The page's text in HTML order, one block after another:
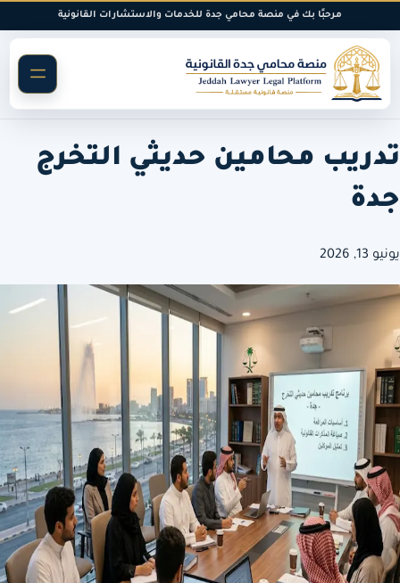
المحتوى
مرحبًا بك في منصة محامي جدة للخدمات والاستشارات القانونية
تدريب محامين حديثي التخرج
جدة
يونيو 13, 2026